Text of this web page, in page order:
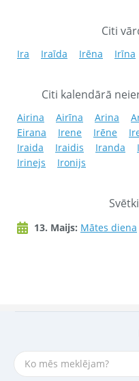
Citi
Ira Iraīda Irēna Irīna
Citi kalendārā
Airina Airīna Arina
Eirana
Irene Irēne
Iraida
Iraidis Iranda
Irinejs
Ironijs
13. Maijs: Mātes diena